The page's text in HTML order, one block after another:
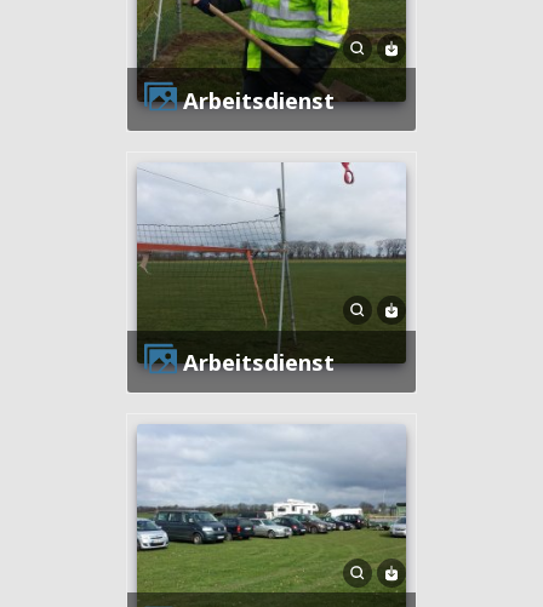
Arbeitsdienst
Arbeitsdienst